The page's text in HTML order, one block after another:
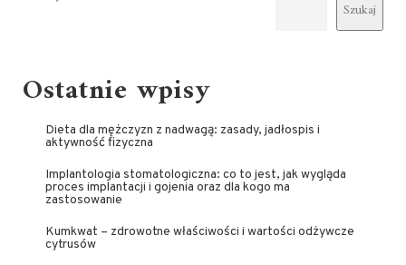
Szukaj
Ostatnie wpisy
Dieta dla mężczyzn z nadwagą: zasady, jadłospis i
aktywność fizyczna
Implantologia stomatologiczna: co to jest, jak wygląda
proces implantacji i gojenia oraz dla kogo ma
zastosowanie
Kumkwat – zdrowotne właściwości i wartości odżywcze
cytrusów